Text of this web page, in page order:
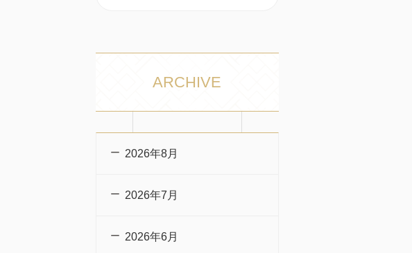
ARCHIVE
2026年8月
2026年7月
2026年6月